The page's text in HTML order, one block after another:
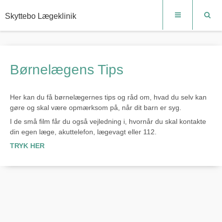
Skyttebo Lægeklinik
Børnelægens Tips
Her kan du få børnelægernes tips og råd om, hvad du selv kan
gøre og skal være opmærksom på, når dit barn er syg.
I de små film får du også vejledning i, hvornår du skal kontakte
din egen læge, akuttelefon, lægevagt eller 112.
TRYK HER